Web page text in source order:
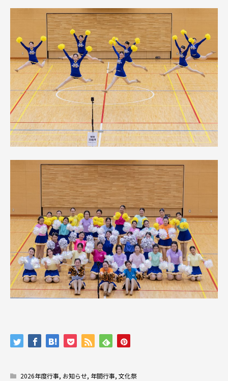
2026年度行事, お知らせ, 年間行事, 文化祭